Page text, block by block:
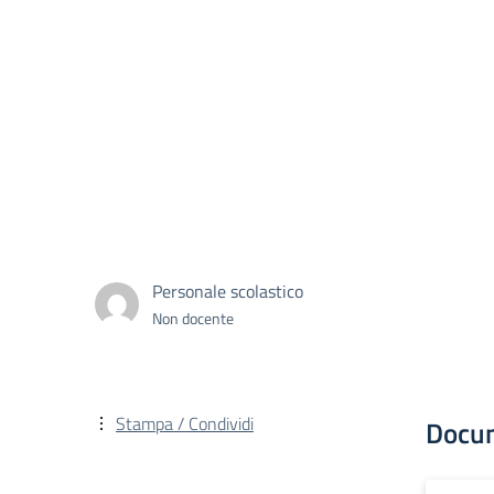
Personale scolastico
Non docente
Stampa / Condividi